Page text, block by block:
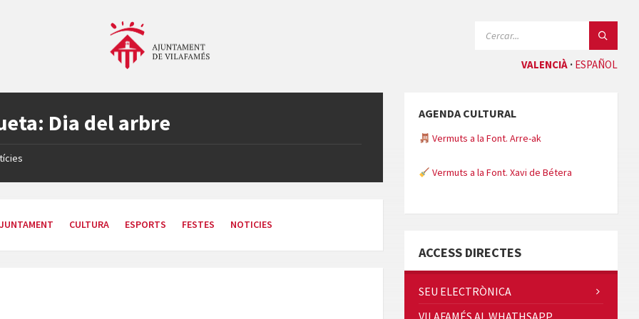
VALENCIÀ ESPAÑOL
Dia del arbre
CULTURA ESPORTS FESTES NOTICIES
AGENDA CULTURAL
Vermuts a la Font. Arre-ak
Vermuts a la Font. Xavi de Bétera
ACCESS DIRECTES
SEU ELECTRÒNICA